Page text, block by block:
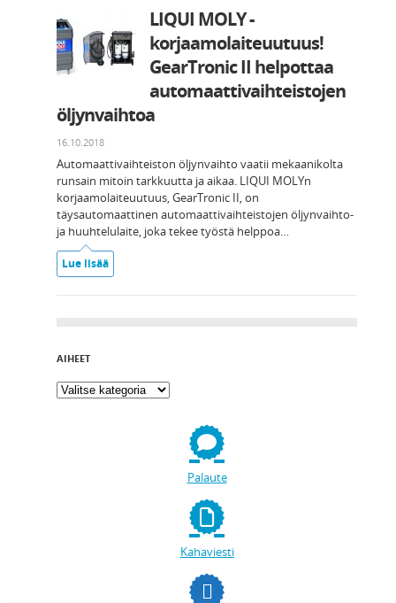
LIQUI MOLY -
korjaamolaiteuutuus!
GearTronic II helpottaa
automaattivaihteistojen
öljynvaihtoa
16.10.2018
Automaattivaihteiston öljynvaihto vaatii mekaanikolta
runsain mitoin tarkkuutta ja aikaa. LIQUI MOLYn
korjaamolaiteuutuus, GearTronic II, on
täysautomaattinen automaattivaihteistojen öljynvaihto-
ja huuhtelulaite, joka tekee työstä helppoa…
Lue lisää
AIHEET
Palaute
Kahaviesti